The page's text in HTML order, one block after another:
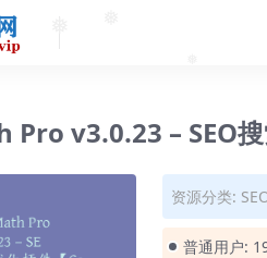
v3.0.23 – SEO搜
资源分类:
普通用户: